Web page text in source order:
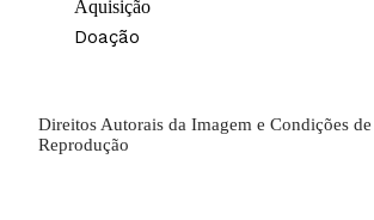
Aquisição
Doação
Direitos Autorais da Imagem e Condições de
Reprodução